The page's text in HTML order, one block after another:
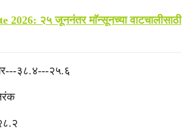
2026: २५ जूननंतर माॅन्सूनच्या वाटचालीसाठी
३८.४---२५.६